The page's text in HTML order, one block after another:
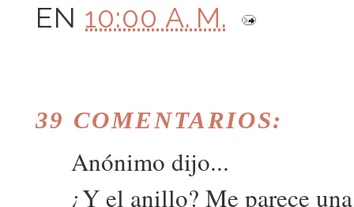
EN 10:00 A. M.
39 COMENTARIOS:
Anónimo dijo...
¿Y el anillo? Me parece